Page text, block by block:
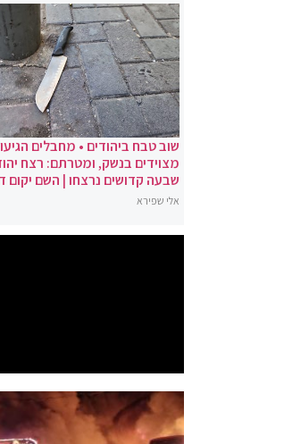
שוב טבח ביהודים • מחבלים
מצוידים בנשק, ומטרתם: רצח
שבעה קדושים נרצחו | השם יקום
אלי שפירא